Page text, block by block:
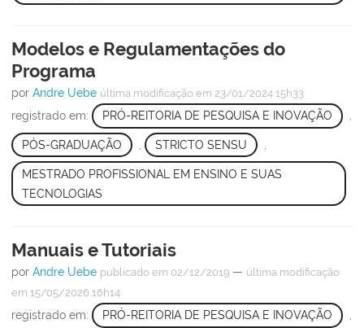
Modelos e Regulamentações do
Programa
por Andre Uebe última modificação em 23/01/2024 15h33
registrado em: PRÓ-REITORIA DE PESQUISA E INOVAÇÃO ,
PÓS-GRADUAÇÃO STRICTO SENSU
MESTRADO PROFISSIONAL EM ENSINO E SUAS
TECNOLOGIAS
Manuais e Tutoriais
por Andre Uebe publicado em 02/12/2019 — última modificação
em 15/05/2026 16h14
registrado em: PRÓ-REITORIA DE PESQUISA E INOVAÇÃO ,